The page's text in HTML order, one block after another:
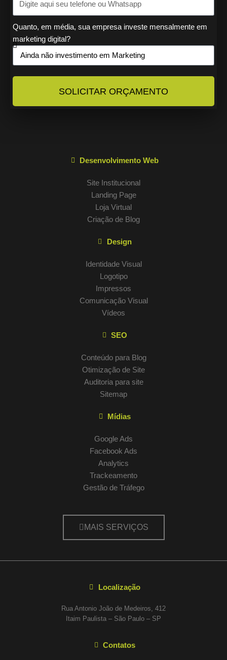
Quanto, em média, sua empresa investe mensalmente em
marketing digital?
SOLICITAR ORÇAMENTO
Desenvolvimento Web
Site Institucional
Landing Page
Loja Virtual
Criação de Blog
Design
Identidade Visual
Logotipo
Impressos
Comunicação Visual
Vídeos
SEO
Conteúdo para Blog
Otimização de Site
Auditoria para site
Sitemap
Mídias
Google Ads
Facebook Ads
Analytics
Trackeamento
Gestão de Tráfego
MAIS SERVIÇOS
Localização
Rua Antonio João de Medeiros, 412
Itaim Paulista – São Paulo – SP
Contatos